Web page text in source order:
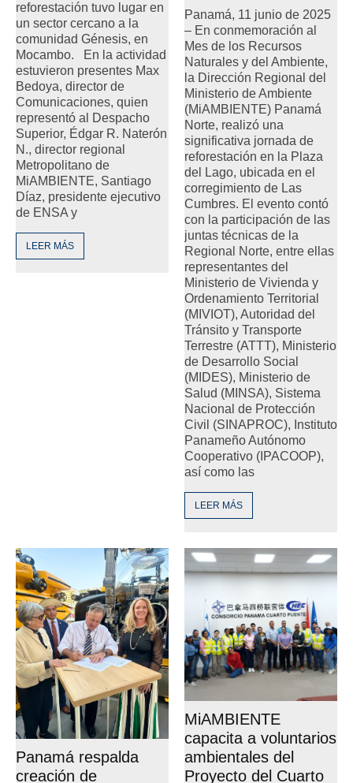
reforestación tuvo lugar en
un sector cercano a la
comunidad Génesis, en
Mocambo. En la actividad
estuvieron presentes Max
Bedoya, director de
Comunicaciones, quien
representó al Despacho
Superior, Édgar R. Naterón
N., director regional
Metropolitano de
MiAMBIENTE, Santiago
Díaz, presidente ejecutivo
de ENSA y
LEER MÁS
Panamá, 11 junio de 2025
– En conmemoración al
Mes de los Recursos
Naturales y del Ambiente,
la Dirección Regional del
Ministerio de Ambiente
(MiAMBIENTE) Panamá
Norte, realizó una
significativa jornada de
reforestación en la Plaza
del Lago, ubicada en el
corregimiento de Las
Cumbres. El evento contó
con la participación de las
juntas técnicas de la
Regional Norte, entre ellas
representantes del
Ministerio de Vivienda y
Ordenamiento Territorial
(MIVIOT), Autoridad del
Tránsito y Transporte
Terrestre (ATTT), Ministerio
de Desarrollo Social
(MIDES), Ministerio de
Salud (MINSA), Sistema
Nacional de Protección
Civil (SINAPROC), Instituto
Panameño Autónomo
Cooperativo (IPACOOP),
así como las
LEER MÁS
Panamá respalda
creación de
MiAMBIENTE
capacita a voluntarios
ambientales del
Proyecto del Cuarto